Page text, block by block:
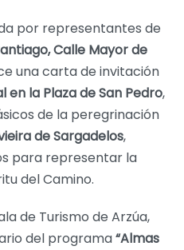
por representantes de
Calle Mayor de
una carta de invitación
en la Plaza de San Pedro,
de la peregrinación
de Sargadelos,
para representar la
del Camino.
de Turismo de Arzúa,
del programa“Almas